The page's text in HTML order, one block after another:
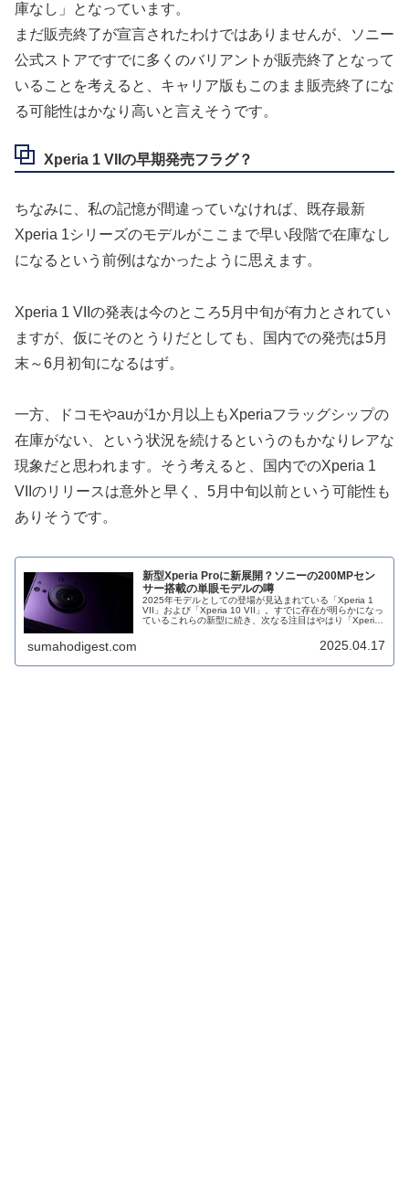
庫なし」となっています。
まだ販売終了が宣言されたわけではありませんが、ソニー
公式ストアですでに多くのバリアントが販売終了となって
いることを考えると、キャリア版もこのまま販売終了にな
る可能性はかなり高いと言えそうです。
Xperia 1 VIIの早期発売フラグ？
ちなみに、私の記憶が間違っていなければ、既存最新
Xperia 1シリーズのモデルがここまで早い段階で在庫なし
になるという前例はなかったように思えます。
Xperia 1 VIIの発表は今のところ5月中旬が有力とされてい
ますが、仮にそのとうりだとしても、国内での発売は5月
末～6月初旬になるはず。
一方、ドコモやauが1か月以上もXperiaフラッグシップの
在庫がない、という状況を続けるというのもかなりレアな
現象だと思われます。そう考えると、国内でのXperia 1
VIIのリリースは意外と早く、5月中旬以前という可能性も
ありそうです。
新型Xperia Proに新展開？ソニーの200MPセン
サー搭載の単眼モデルの噂
2025年モデルとしての登場が見込まれている「Xperia 1
VII」および「Xperia 10 VII」。すでに存在が明らかになっ
ているこれらの新型に続き、次なる注目はやはり「Xperia
の詳細はベールに包まれたままですが、中国
SNS「Weibo」上で新たな気になる情報が浮上し、テック
sumahodigest.com 2025.04.17